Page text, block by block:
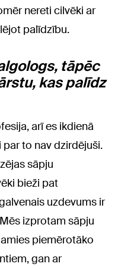
nereti cilvēki ar
palīdzību.
tāpēc
kas palīdz
arī es ikdienā
to nav dzirdējuši.
sāpju
bieži pat
uzdevums ir
izprotam sāpju
piemērotāko
gan ar